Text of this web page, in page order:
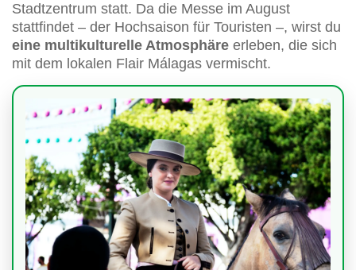
Stadtzentrum statt. Da die Messe im August
stattfindet – der Hochsaison für Touristen –, wirst du
eine multikulturelle Atmosphäre erleben, die sich
mit dem lokalen Flair Málagas vermischt.